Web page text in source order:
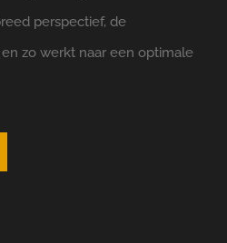
perspectief, de
zo werkt naar een optimale